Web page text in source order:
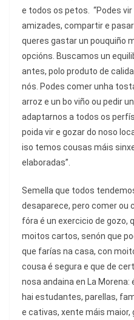
e todos os petos. “Podes
amizades, compartir e pasar
queres gastar un pouquiño
opcións. Buscamos un
antes, polo produto de
nós. Podes comer unha
arroz e un bo viño ou pedir
adaptarnos a todos os
poida vir e gozar do noso
iso temos cousas máis
elaboradas”.
Semella que todos
desaparece, pero comer ou
fóra é un exercicio de gozo,
moitos cartos, senón que
que farías na casa, con
cousa é segura e que de
nosa andaina en La Morena:
hai estudantes, parellas,
e cativas, xente máis maior,